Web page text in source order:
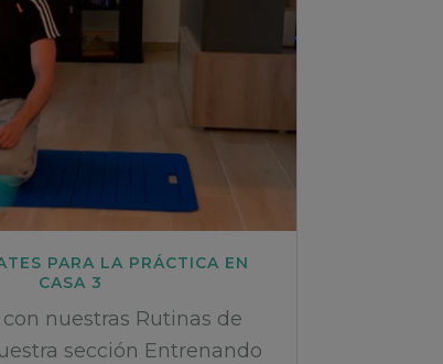
PARA LA PRÁCTICA EN
CASA 3
nuestras Rutinas de
sección Entrenando